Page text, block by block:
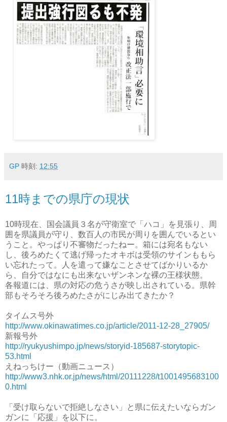
GP 時刻: 12:55
11時までの県庁の現状
10時現在、国会議員３名が守衛室で「ハコ」を見張り、周
囲を県議員が守り、数百人の市民が周りを囲んでいるとい
うこと。やっぱり不審物だったねー。箱には宛名もない
し、後ろめたくて逃げ帰ったオキボは受領のサインももら
い忘れたって。人を遣って嫌なことさせてばかりいるか
ら、自分ではなにも出来ないザンネンな裸の王様状態。
各報道には、県の対応の危うさが映し出されている。県幹
部もそろそろ後ろめたさがにじみ出てきたか？
タイムス号外
http://www.okinawatimes.co.jp/article/2011-12-28_27905/
新報号外
http://ryukyushimpo.jp/news/storyid-185687-storytopic-
53.html
えねっちけー（動画ニュース）
http://www3.nhk.or.jp/news/html/20111228/t1001495683100
0.html
「受け取らないで拒絶しなさい」と県に伝えたいならガン
ガンに「応援」を以下に。